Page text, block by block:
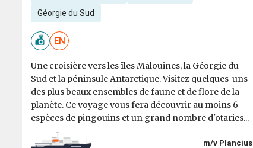
Géorgie du Sud
EN
Une croisière vers les îles Malouines, la Géorgie du
Sud et la péninsule Antarctique. Visitez quelques-uns
des plus beaux ensembles de faune et de flore de la
planète. Ce voyage vous fera découvrir au moins 6
espèces de pingouins et un grand nombre d'otaries...
m/v Plancius